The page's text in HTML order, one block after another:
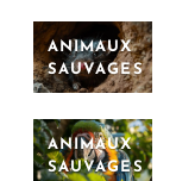
ANIMAUX
SAUVAGES
ANIMAUX
SAUVAGES